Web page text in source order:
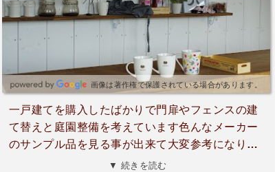
画像は著作権で保護されている場合があります。
一戸建てを購入したばかりで門扉やフェンスの建
て替えと庭園整備を考えています色んなメーカー
のサンプル品を見る事が出来て大変参考になりま
▼ 続きを読む